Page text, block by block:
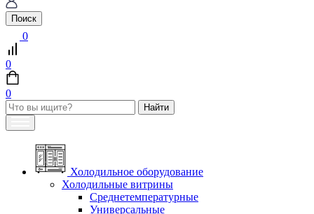
Поиск
0
0
0
Холодильное оборудование
Холодильные витрины
Среднетемпературные
Универсальные